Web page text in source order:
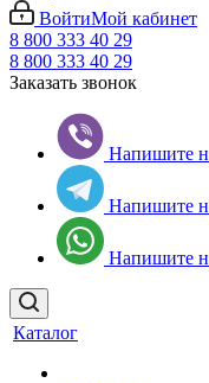
ВойтиМой кабинет
8 800 333 40 29
8 800 333 40 29
Заказать звонок
Напишите
Напишите
Напишите
Каталог